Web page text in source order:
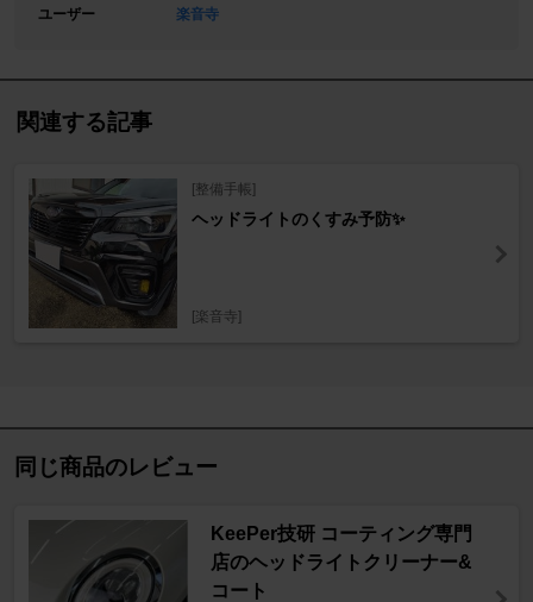
ユーザー 楽音寺
関連する記事
[整備手帳]
ヘッドライトのくすみ予防✨
[楽音寺]
同じ商品のレビュー
KeePer技研 コーティング専門
店のヘッドライトクリーナー&
コート